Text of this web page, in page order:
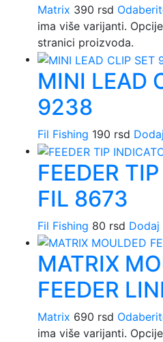
Matrix 390 rsd
ima više varijanti.
stranici proizvoda.
MINI LEAD
9238
Fil Fishing 190 rsd
FEEDER
FIL 8673
Fil Fishing 80 rsd Dodaj
MATRIX
FEEDER
Matrix 690 rsd
ima više varijanti.